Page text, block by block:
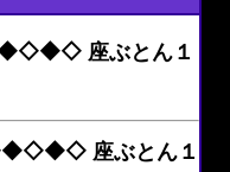
座ぶとん１
座ぶとん１